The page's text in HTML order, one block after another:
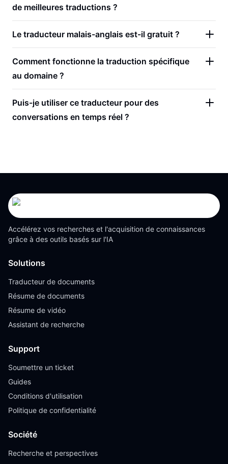
de meilleures traductions ?
Le traducteur malais-anglais est-il gratuit ?
Comment fonctionne la traduction spécifique
au domaine ?
Puis-je utiliser ce traducteur pour des
conversations en temps réel ?
Accélérez vos recherches et l'acquisition de connaissances
grâce à des outils basés sur l'IA
Solutions
Traducteur de documents
Résume de documents
Résume de vidéo
Assistant de recherche
Support
Soumettre un ticket
Guides
Conditions d'utilisation
Politique de confidentialité
Société
Recherche et perspectives